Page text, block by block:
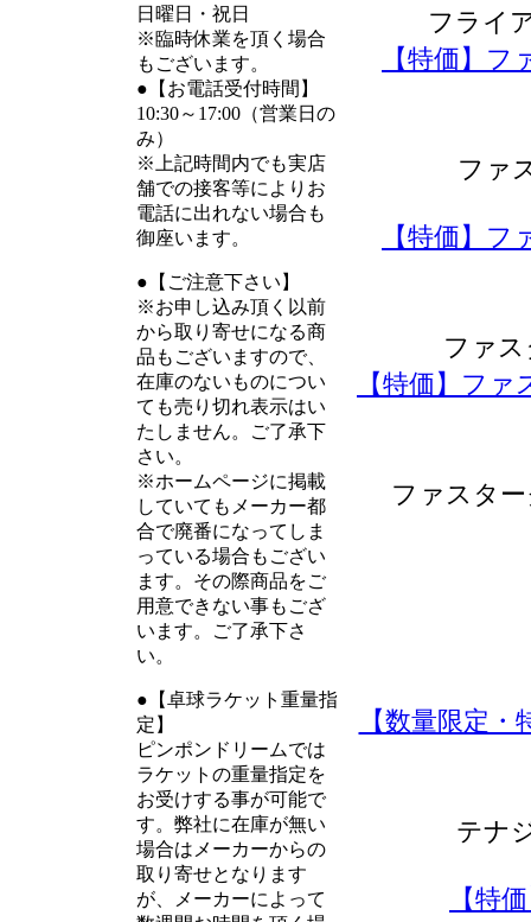
日曜日・祝日
※臨時休業を頂く場合
もございます。
●【お電話受付時間】
10:30～17:00（営業日の
み）
※上記時間内でも実店
舗での接客等によりお
電話に出れない場合も
御座います。
●【ご注意下さい】
※お申し込み頂く以前
から取り寄せになる商
品もございますので、
在庫のないものについ
ても売り切れ表示はい
たしません。ご了承下
さい。
※ホームページに掲載
していてもメーカー都
合で廃番になってしま
っている場合もござい
ます。その際商品をご
用意できない事もござ
います。ご了承下さ
い。
●【卓球ラケット重量指
定】
ピンポンドリームでは
ラケットの重量指定を
お受けする事が可能で
す。弊社に在庫が無い
場合はメーカーからの
取り寄せとなります
が、メーカーによって
フライ
【特価】
ファ
【特価】
ファ
【特価】フ
ファスタ
【数量限定
テナ
【特